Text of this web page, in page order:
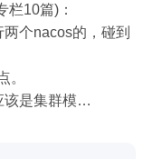
栏10篇)：
个nacos的，碰到
。
该是集群模
点。